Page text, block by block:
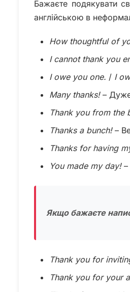
Бажаєте подякувати
англійською в
How thoughtful of
I cannot thank you
I owe you one. / I
Many thanks!–
Thank you from the
Thanks a bunch!–
Thanks for having
You made my day!–
Якщо бажаєте
Thank you for
Thank you for your